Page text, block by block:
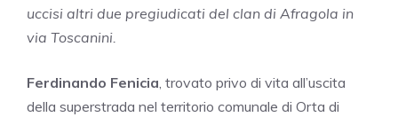
uccisi altri due pregiudicati del clan di Afragola in
via Toscanini.
Ferdinando Fenicia, trovato privo di vita all’uscita
della superstrada nel territorio comunale di Orta di